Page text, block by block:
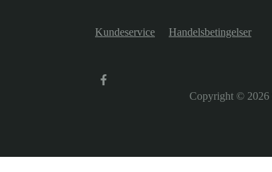
Kundeservice Handelsbetingelser
Copyright © 2026